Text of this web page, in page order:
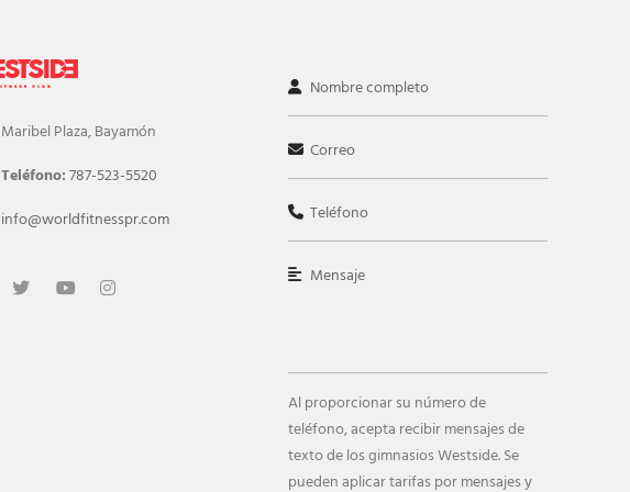
Maribel Plaza, Bayamón
Teléfono:787-523-5520
info@worldfitnesspr.com
Al proporcionar su número de
teléfono, acepta recibir mensajes de
texto de los gimnasios Westside. Se
pueden aplicar tarifas por mensajes y